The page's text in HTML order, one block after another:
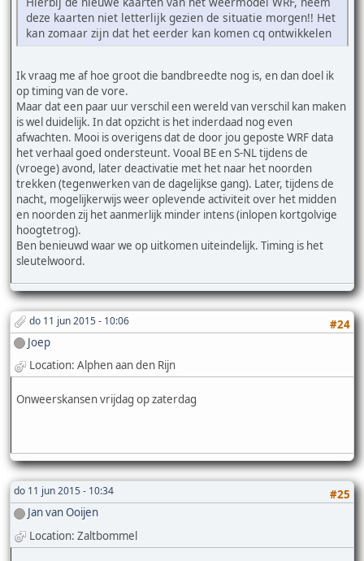
deze kaarten niet letterlijk gezien de situatie morgen!! Het
kan zomaar zijn dat het eerder kan komen cq ontwikkelen
Ik vraag me af hoe groot die bandbreedte nog is, en dan doel ik
op timing van de vore.
Maar dat een paar uur verschil een wereld van verschil kan maken
is wel duidelijk. In dat opzicht is het inderdaad nog even
afwachten. Mooi is overigens dat de door jou geposte WRF data
het verhaal goed ondersteunt. Vooal BE en S-NL tijdens de
(vroege) avond, later deactivatie met het naar het noorden
trekken (tegenwerken van de dagelijkse gang). Later, tijdens de
nacht, mogelijkerwijs weer oplevende activiteit over het midden
en noorden zij het aanmerlijk minder intens (inlopen kortgolvige
hoogtetrog).
Ben benieuwd waar we op uitkomen uiteindelijk. Timing is het
sleutelwoord.
do 11 jun 2015 - 10:06
#24
Joep
Location: Alphen aan den Rijn
Onweerskansen vrijdag op zaterdag
do 11 jun 2015 - 10:34
#25
Jan van Ooijen
Location: Zaltbommel